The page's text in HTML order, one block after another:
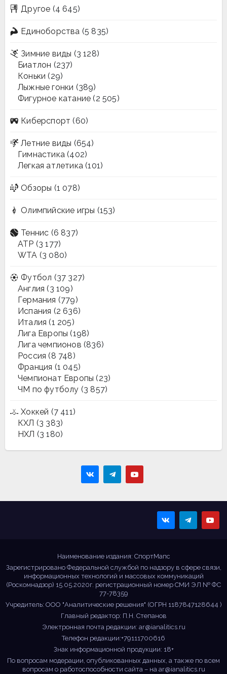
Другое (4 645)
Единоборства (5 835)
Зимние виды (3 128)
Биатлон (237)
Коньки (29)
Лыжные гонки (389)
Фигурное катание (2 505)
Киберспорт (60)
Летние виды (654)
Гимнастика (402)
Легкая атлетика (101)
Обзоры (1 078)
Олимпийские игры (153)
Теннис (6 837)
ATP (3 177)
WTA (3 080)
Футбол (37 327)
Англия (3 109)
Германия (779)
Испания (2 636)
Италия (1 205)
Лига Европы (198)
Лига чемпионов (836)
Россия (8 748)
Франция (1 045)
Чемпионат Европы (23)
ЧМ по футболу (3 857)
Хоккей (7 411)
КХЛ (3 383)
НХЛ (3 180)
Наименование издания: СпортМапс
Зарегистрировано Федеральной службой по надзору в сфере связи,
информационных технологий и массовых коммуникаций
(Роскомнадзор) 15.05.2020г. регистрационный номер СМИ ЭЛ № ФС
77-78359
Учредитель: ООО "Аналитические решения" (ОГРН 1187847128644 )
Главный редактор: П.Н. Степанов
Электронная почта редакции: ar@ianalitics.ru
Телефон редакции:+79111700616
Знак информационной продукции: 18+
По вопросам модерации, опубликованных данных, а также по всем
вопросам о работоспособности сайта – на ar@ianalitics.ru